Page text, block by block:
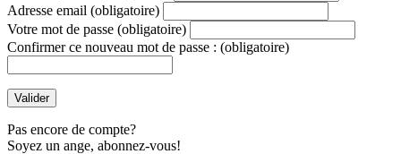
Adresse email (obligatoire)
Votre mot de passe (obligatoire)
Confirmer ce nouveau mot de passe : (obligatoire)
Pas encore de compte?
Soyez un ange, abonnez-vous!